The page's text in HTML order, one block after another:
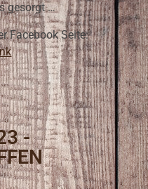
gesorgt …
Facebook Seite:
-